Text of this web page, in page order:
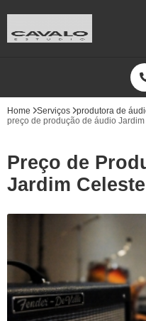
Home Serviços produtora de
preço de produção de áudio Jardim
Preço de
Jardim Celeste